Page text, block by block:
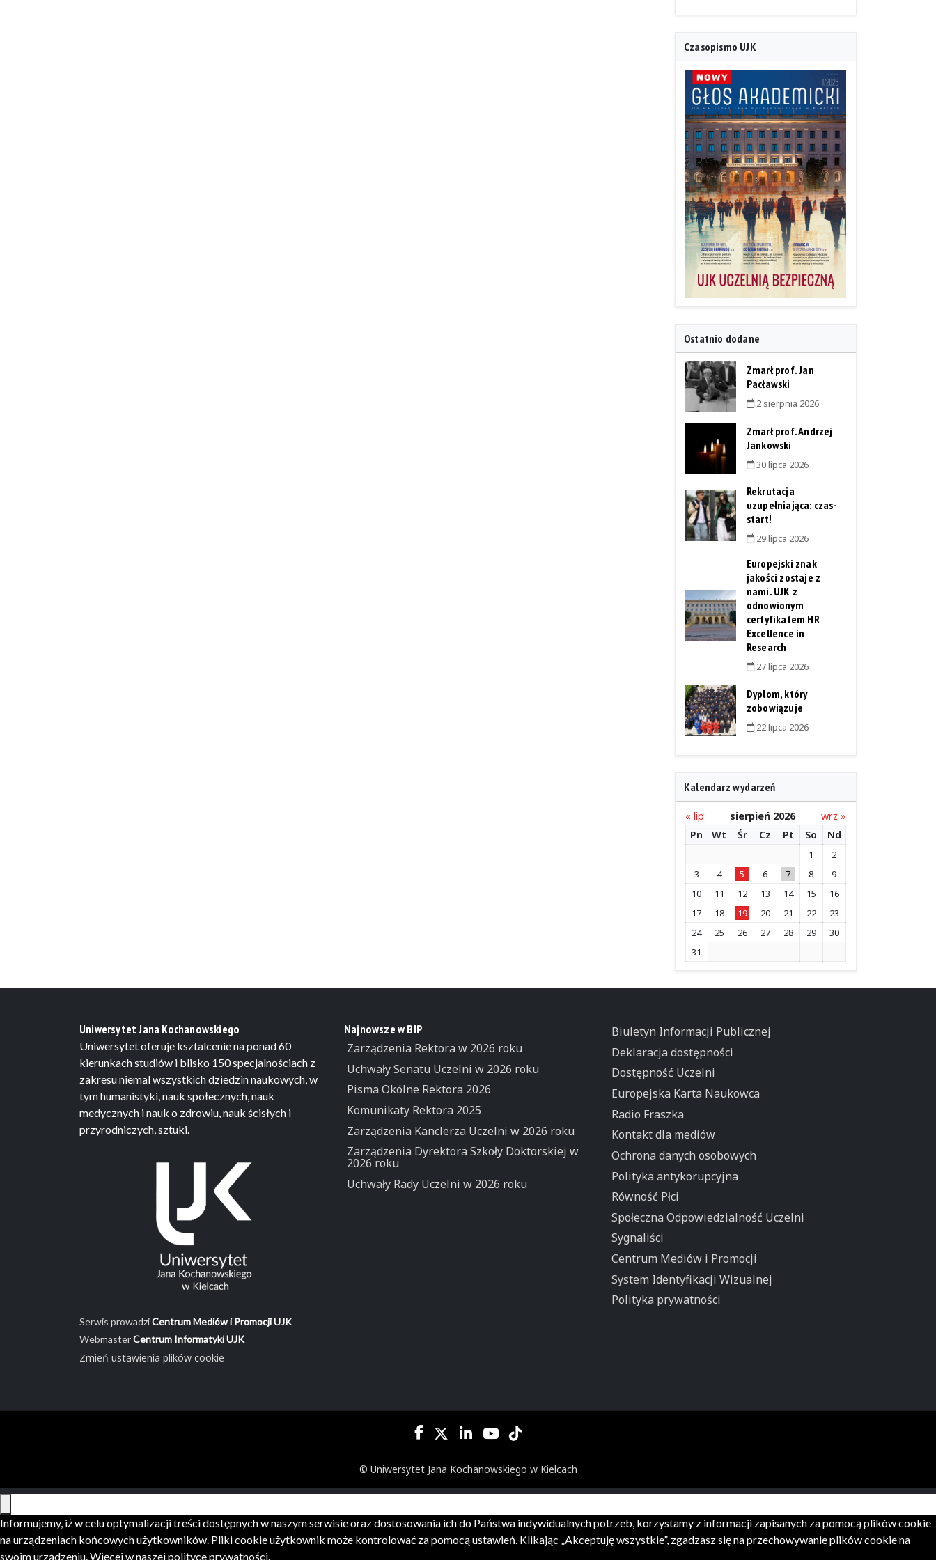
Czasopismo UJK
Ostatnio dodane
Zmarł prof. Jan
Pacławski
2 sierpnia 2026
Zmarł prof. Andrzej
Jankowski
30 lipca 2026
Rekrutacja
uzupełniająca: czas-
start!
29 lipca 2026
Europejski znak
jakości zostaje z
nami. UJK z
odnowionym
certyfikatem HR
Excellence in
Research
27 lipca 2026
Dyplom, który
zobowiązuje
22 lipca 2026
Kalendarz wydarzeń
« lip sierpień 2026
wrz »
Pn
Wt Śr Cz Pt So Nd
1
2
3
4 5 6 7 8
9
10
11 12 13 14 15
16
17
18 19 20 21 22
23
24
25 26 27 28 29
30
31
Uniwersytet Jana Kochanowskiego
Uniwersytet oferuje ksztalcenie na ponad 60
kierunkach studiów i blisko 150 specjalnościach z
zakresu niemal wszystkich dziedzin naukowych, w
tym humanistyki, nauk społecznych, nauk
medycznych i nauk o zdrowiu, nauk ścisłych i
przyrodniczych, sztuki.
Serwis prowadziCentrum Mediów i Promocji UJK
WebmasterCentrum Informatyki UJK
Zmień ustawienia plików cookie
Najnowsze w BIP
Zarządzenia Rektora w 2026 roku
Uchwały Senatu Uczelni w 2026 roku
Pisma Okólne Rektora 2026
Komunikaty Rektora 2025
Zarządzenia Kanclerza Uczelni w 2026 roku
Zarządzenia Dyrektora Szkoły Doktorskiej w
2026 roku
Uchwały Rady Uczelni w 2026 roku
Biuletyn Informacji Publicznej
Deklaracja dostępności
Dostępność Uczelni
Europejska Karta Naukowca
Radio Fraszka
Kontakt dla mediów
Ochrona danych osobowych
Polityka antykorupcyjna
Równość Płci
Społeczna Odpowiedzialność Uczelni
Sygnaliści
Centrum Mediów i Promocji
System Identyfikacji Wizualnej
Polityka prywatności
© Uniwersytet Jana Kochanowskiego w Kielcach
Informujemy, iż w celu optymalizacji treści dostępnych w naszym serwisie oraz dostosowania ich do Państwa indywidualnych potrzeb, korzystamy z informacji zapisanych za pomocą plików cookie
na urządzeniach końcowych użytkowników. Pliki cookie użytkownik może kontrolować za pomocą ustawień. Klikając „Akceptuję wszystkie”, zgadzasz się na przechowywanie plików cookie na
swoim urządzeniu. Więcej w naszejpolityce prywatności.